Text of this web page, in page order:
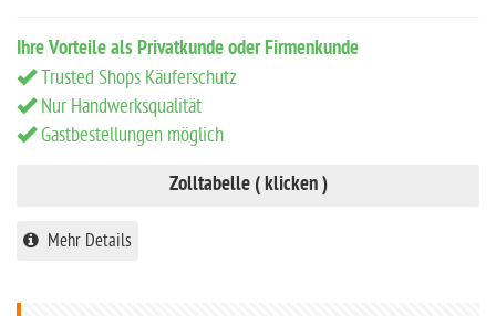
Ihre Vorteile als Privatkunde oder Firmenkunde
Trusted Shops Käuferschutz
Nur Handwerksqualität
Gastbestellungen möglich
Zolltabelle ( klicken )
Mehr Details